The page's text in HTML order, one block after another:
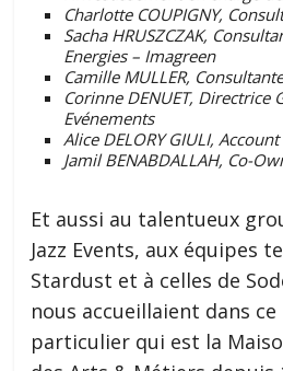
Charlotte COUPIGNY,
Sacha HRUSZCZAK,
Energies – Imagreen
Camille MULLER,
Corinne DENUET, Directrice
Evénements
Alice DELORY GIULI,
Jamil BENABDALLAH, Co-
Et aussi au talentueux
Jazz Events, aux équipes
Stardust et à celles de
nous accueillaient dans
particulier qui est la